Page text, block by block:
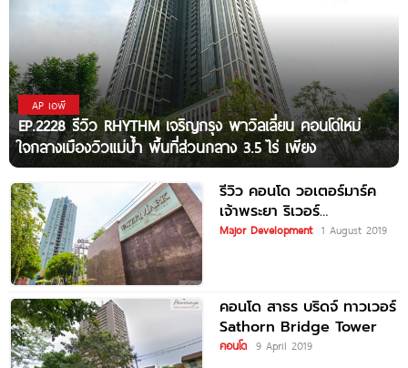
AP เอพี
EP.2228 รีวิว RHYTHM เจริญกรุง พาวิลเลี่ยน คอนโดใหม่
ใจกลางเมืองวิวแม่น้ำ พื้นที่ส่วนกลาง 3.5 ไร่ เพียง
รีวิว คอนโด วอเตอร์มาร์ค
เจ้าพระยา ริเวอร์
Watermark Chaophraya
Major Development 1 August 2019
คอนโด สาธร บริดจ์ ทาวเวอร์
Sathorn Bridge Tower
คอนโด 9 April 2019